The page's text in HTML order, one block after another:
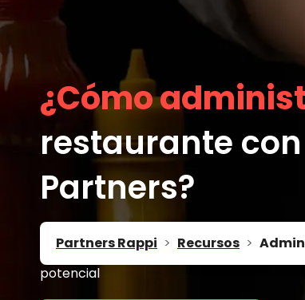
Partners Rappi > Recursos >
¿Cómo
restaurante
Partners?
Te acompañamos con grandes
para que tu restaurante saque lo mejor de
potencial